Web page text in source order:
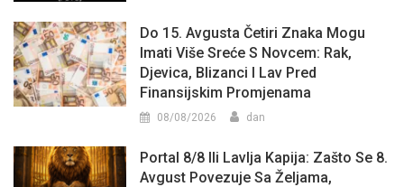
Do 15. Avgusta Četiri Znaka Mogu
Imati Više Sreće S Novcem: Rak,
Djevica, Blizanci I Lav Pred
Finansijskim Promjenama
08/08/2026 dan
Portal 8/8 Ili Lavlja Kapija: Zašto Se 8.
Avgust Povezuje Sa Željama,